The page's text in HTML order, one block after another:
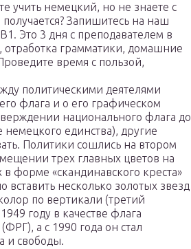
учить немецкий, но не знаете с
получается? Запишитесь на наш
Это 3 дня с преподавателем в
грамматики, домашние
время с пользой,
политическими деятелями
флага и о его графическом
национального флага до
единства), другие
Политики сошлись на втором
трех главных цветов на
форме «скандинавского креста»
несколько золотых звезд
по вертикали (третий
году в качестве флага
а с 1990 года он стал
и свободы.